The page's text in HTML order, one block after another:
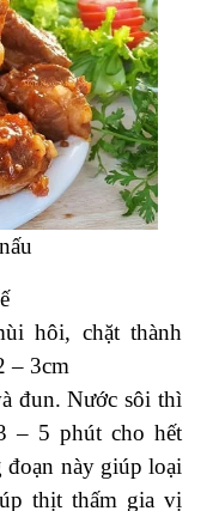
hôi, chặt thành
– 3cm
đun. Nước sôi thì
– 5 phút cho hết
đoạn này giúp loại
thịt thấm gia vị